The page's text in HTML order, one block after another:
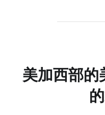
美加西部的